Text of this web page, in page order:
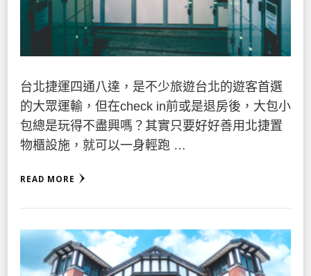
台北捷運四通八達，是不少旅遊台北的遊客首選
的大眾運輸，但在check in前或是退房後，大包小
包總是玩得不盡興嗎？其實只要好好善用北捷置
物櫃設施，就可以一身輕跑 …
READ MORE